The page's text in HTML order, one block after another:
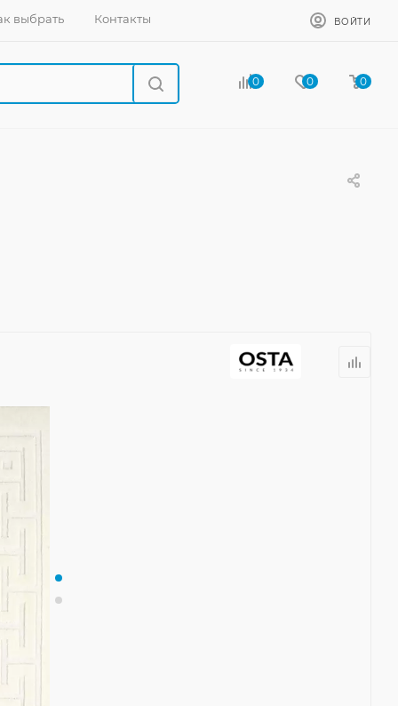
выбрать Контакты ВОЙТИ
0 0 0